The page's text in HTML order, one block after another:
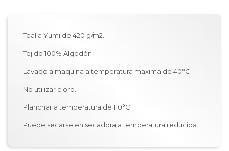
Toalla Yumi de 420 g/m2.
Tejido 100% Algodón.
Lavado a maquina a temperatura maxima de 40°C.
No utilizar cloro.
Planchar a temperatura de 110°C.
Puede secarse en secadora a temperatura reducida.